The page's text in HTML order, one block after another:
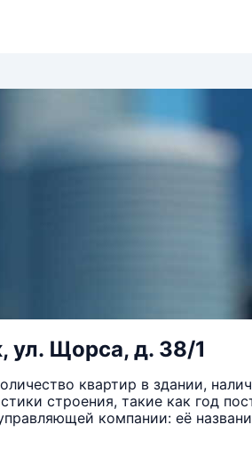
ул. Щорса, д. 38/1
квартир в здании,
строения, такие как год
компании: её